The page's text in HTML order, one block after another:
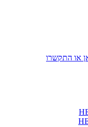
או התקשרו